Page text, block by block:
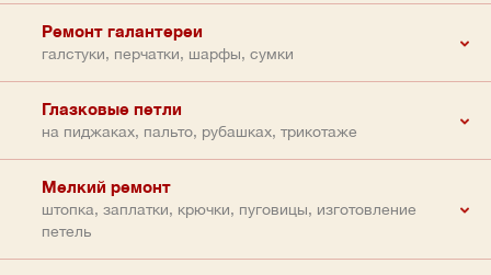
Ремонт галантереи
галстуки, перчатки, шарфы, сумки
Глазковые петли
на пиджаках, пальто, рубашках, трикотаже
Мелкий ремонт
штопка, заплатки, крючки, пуговицы, изготовление
петель